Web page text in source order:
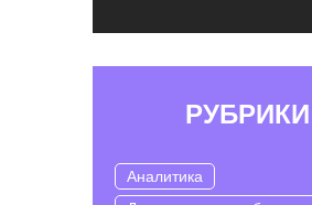
РУБРИКИ
Аналитика